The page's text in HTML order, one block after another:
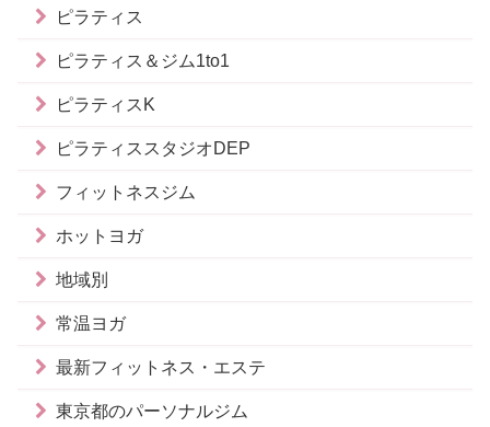
ピラティス
ピラティス＆ジム1to1
ピラティスK
ピラティススタジオDEP
フィットネスジム
ホットヨガ
地域別
常温ヨガ
最新フィットネス・エステ
東京都のパーソナルジム